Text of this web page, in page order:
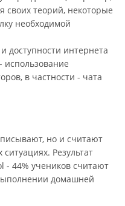
своих теорий, некоторые
необходимой
доступности интернета
использование
в частности - чата
но и считают
Результат
- 44% учеников считают
домашней